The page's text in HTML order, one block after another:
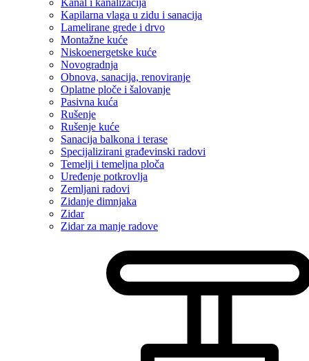
Kanal i kanalizacija
Kapilarna vlaga u zidu i sanacija
Lamelirane grede i drvo
Montažne kuće
Niskoenergetske kuće
Novogradnja
Obnova, sanacija, renoviranje
Oplatne ploče i šalovanje
Pasivna kuća
Rušenje
Rušenje kuće
Sanacija balkona i terase
Specijalizirani građevinski radovi
Temelji i temeljna ploča
Uređenje potkrovlja
Zemljani radovi
Zidanje dimnjaka
Zidar
Zidar za manje radove